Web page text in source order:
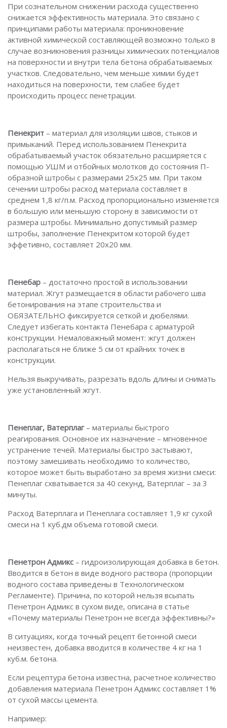
При сознательном снижении расхода существенно
снижается эффективность материала. Это связано с
принципами работы материала: проникновение
активной химической составляющей возможно только в
случае возникновения разницы химических потенциалов
на поверхности и внутри тела бетона обрабатываемых
участков. Следовательно, чем меньше химии будет
находиться на поверхности, тем слабее будет
происходить процесс пенетрации.
Пенекрит – материал для изоляции швов, стыков и
примыканий. Перед использованием Пенекрита
обрабатываемый участок обязательно расширяется с
помощью УШМ и отбойных молотков до состояния П-
образной штробы с размерами 25х25 мм. При таком
сечении штробы расход материала составляет в
среднем 1,8 кг/п.м. Расход пропорционально изменяется
в большую или меньшую сторону в зависимости от
размера штробы. Минимально допустимый размер
штробы, заполнение Пенекритом которой будет
эффетивно, составляет 20х20 мм.
Пенебар – достаточно простой в использовании
материал. Жгут размещается в области рабочего шва
бетонирования на этапе строительства и
ОБЯЗАТЕЛЬНО фиксируется сеткой и дюбелями.
Следует избегать контакта Пенебара с арматурой
конструкции. Немаловажный момент: жгут должен
располагаться не ближе 5 см от крайних точек в
конструкции.
Нельзя выкручивать, разрезать вдоль длины и снимать
уже установленный жгут.
Пенеплаг, Ватерплаг– материалы быстрого
реагирования. Основное их назначение – мгновенное
устранение течей. Материалы быстро застывают,
поэтому замешивать необходимо то количество,
которое может быть выработано за время жизни смеси:
Пенеплаг схватывается за 40 секунд, Ватерплаг – за 3
минуты.
Расход Ватерплага и Пенеплага составляет 1,9 кг сухой
смеси на 1 куб.дм объема готовой смеси.
Пенетрон Адмикс – гидроизолирующая добавка в бетон.
Вводится в бетон в виде водного раствора (пропорции
водного состава приведены в Технологическом
Регламенте). Причина, по которой нельзя всыпать
Пенетрон Адмикс в сухом виде, описана в статье
«Почему материалы Пенетрон не всегда эффективны?»
В ситуациях, когда точный рецепт бетонной смеси
неизвестен, добавка вводится в количестве 4 кг на 1
куб.м. бетона.
Если рецептура бетона известна, расчетное количество
добавления материала Пенетрон Адмикс составляет 1%
от сухой массы цемента.
Например: